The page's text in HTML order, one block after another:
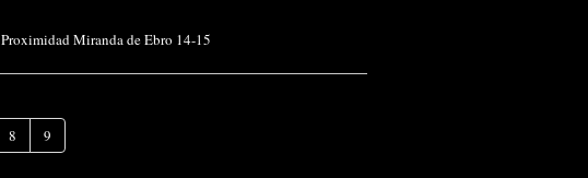
Proximidad Miranda de Ebro 14-15
8 9